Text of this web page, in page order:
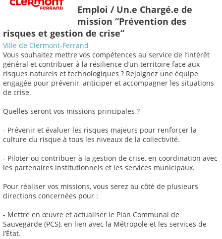
Emploi / Un.e Chargé.e de
mission “Prévention des
risques et gestion de crise”
Ville de Clermont-Ferrand
Vous souhaitez mettre vos compétences au service de l’intérêt
général et contribuer à la résilience d’un territoire face aux
risques naturels et technologiques ? Rejoignez une équipe
engagée pour prévenir, anticiper et accompagner les situations
de crise.
Quelles seront vos missions principales ?
- Prévenir et évaluer les risques majeurs pour renforcer la
culture du risque à tous les niveaux de la collectivité.
- Piloter ou contribuer à la gestion de crise, en coordination avec
les partenaires institutionnels et les services municipaux.
Pour réaliser vos missions, vous serez au côté de plusieurs
directions concernées pour :
- Mettre en œuvre et actualiser le Plan Communal de
Sauvegarde (PCS), en lien avec la Métropole et les services de
l’État.